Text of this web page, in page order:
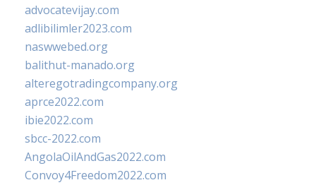
advocatevijay.com
adlibilimler2023.com
naswwebed.org
balithut-manado.org
alteregotradingcompany.org
aprce2022.com
ibie2022.com
sbcc-2022.com
AngolaOilAndGas2022.com
Convoy4Freedom2022.com